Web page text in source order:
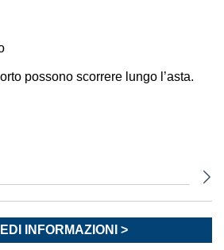
possono scorrere lungo l’asta.
INFORMAZIONI >